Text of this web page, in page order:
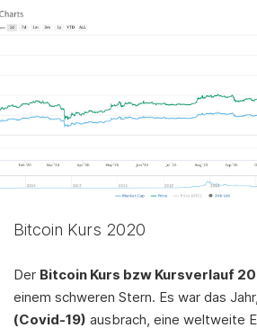
Bitcoin Kurs 2020
Der Bitcoin Kurs bzw Kursverlauf
einem schweren Stern. Es war das
(Covid-19) ausbrach, eine weltweite